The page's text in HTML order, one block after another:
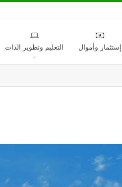
إستثمار وأموال التعليم وتطوير الذات